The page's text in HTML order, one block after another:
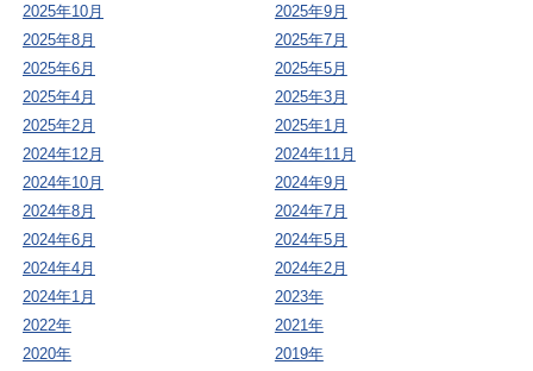
2025年10月
2025年9月
2025年8月
2025年7月
2025年6月
2025年5月
2025年4月
2025年3月
2025年2月
2025年1月
2024年12月
2024年11月
2024年10月
2024年9月
2024年8月
2024年7月
2024年6月
2024年5月
2024年4月
2024年2月
2024年1月
2023年
2022年
2021年
2020年
2019年